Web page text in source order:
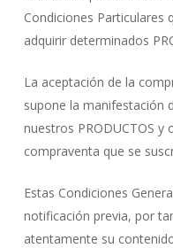
Condiciones Particulares
adquirir determinados
La aceptación de la
supone la manifestación
nuestros PRODUCTOS
compraventa que se
Estas Condiciones
notificación previa, por
atentamente su